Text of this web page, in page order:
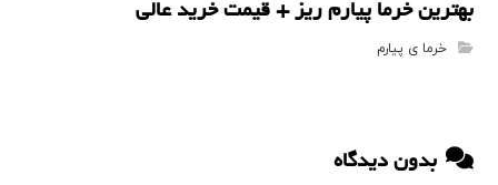
بهترین خرما پیارم ریز + قیمت خرید عالی
خرما ی پیارم
بدون دیدگاه